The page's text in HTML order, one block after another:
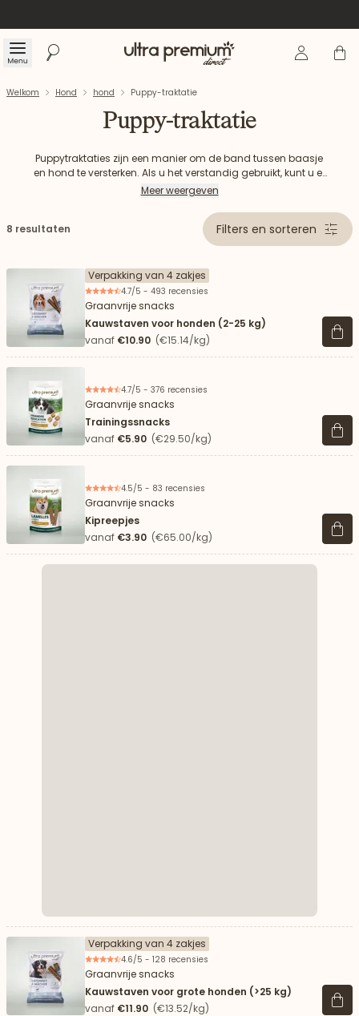
Menu Zoeken Welkom Inloggen
Welkom Hond hond Puppy-traktatie
Puppy-traktatie
Puppytraktaties zijn een manier om de band tussen baasje
en hond te versterken. Als u het verstandig gebruikt, kunt u er
ook inzicht in krijgen in de opvoeding van uw puppy. Ontdek
Meer weergeven
8 resultaten Filters en sorteren
Verpakking van 4 zakjes
4.7/5 - 493 recensies
Graanvrije snacks
Kauwstaven voor honden (2-25 kg)
vanaf €10.90 (€15.14/kg)
4.7/5 - 376 recensies
Graanvrije snacks
Trainingssnacks
vanaf €5.90 (€29.50/kg)
4.5/5 - 83 recensies
Graanvrije snacks
Kipreepjes
vanaf €3.90 (€65.00/kg)
Verpakking van 4 zakjes
4.6/5 - 128 recensies
Graanvrije snacks
Kauwstaven voor grote honden (>25 kg)
vanaf €11.90 (€13.52/kg)